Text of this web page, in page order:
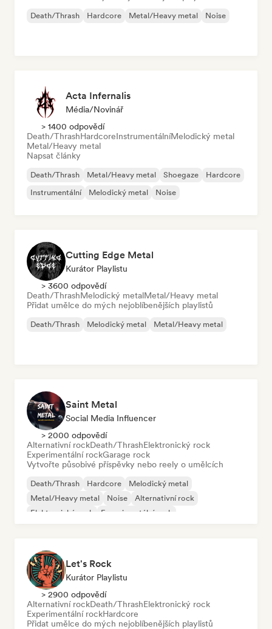
Death/Thrash Hardcore Metal/Heavy metal Noise
Acta Infernalis
Média/novinář
> 1400 odpovědí
Death/ThrashHardcoreInstrumentálníMelodický metal
Metal/Heavy metal
Napsat články
Death/Thrash Metal/Heavy metal Shoegaze
Hardcore
Instrumentální
Melodický metal Noise
Cutting Edge Metal
Kurátor Playlistu
> 3600 odpovědí
Death/ThrashMelodický metalMetal/Heavy metal
Přidat umělce do mých nejoblíbenějších playlistů
Death/Thrash Melodický metal Metal/Heavy metal
Saint Metal
Social Media Influencer
> 2000 odpovědí
Alternativní rockDeath/ThrashElektronický rock
Experimentální rockGarage rock
Vytvořte působivé příspěvky nebo reely o umělcích
Death/Thrash Hardcore
Melodický metal
Metal/Heavy metal
Noise
Alternativní rock
Elektronický rock
Experimentální rock
Let's Rock
Kurátor Playlistu
> 2900 odpovědí
Alternativní rockDeath/ThrashElektronický rock
Experimentální rockHardcore
Přidat umělce do mých nejoblíbenějších playlistů